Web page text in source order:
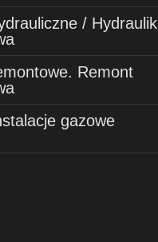
/ Hydraulik
Remont
gazowe